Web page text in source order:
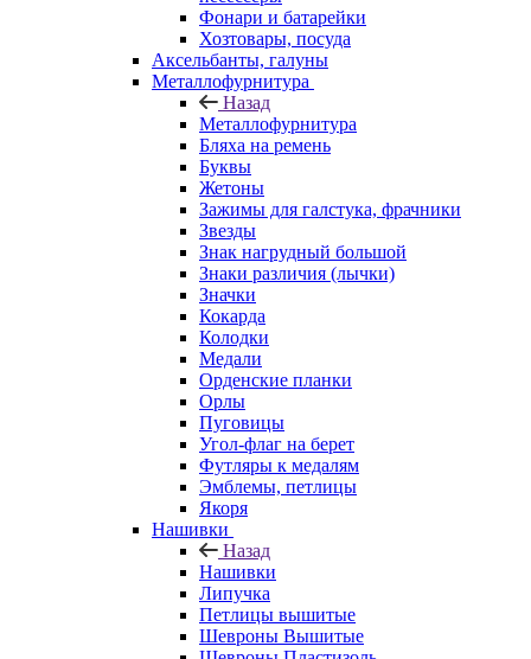
Фонари и батарейки
Хозтовары, посуда
Аксельбанты, галуны
Металлофурнитура
Назад
Металлофурнитура
Бляха на ремень
Буквы
Жетоны
Зажимы для галстука, фрачники
Звезды
Знак нагрудный большой
Знаки различия (лычки)
Значки
Кокарда
Колодки
Медали
Орденские планки
Орлы
Пуговицы
Угол-флаг на берет
Футляры к медалям
Эмблемы, петлицы
Якоря
Нашивки
Назад
Нашивки
Липучка
Петлицы вышитые
Шевроны Вышитые